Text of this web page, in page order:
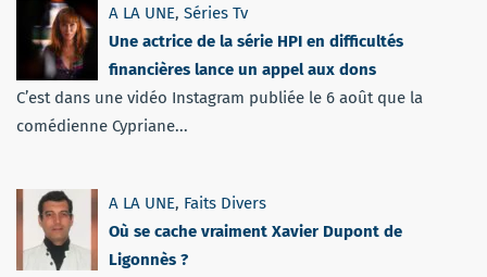
A LA UNE, Séries Tv
Une actrice de la série HPI en difficultés
financières lance un appel aux dons
C’est dans une vidéo Instagram publiée le 6 août que la
comédienne Cypriane...
A LA UNE, Faits Divers
Où se cache vraiment Xavier Dupont de
Ligonnès ?